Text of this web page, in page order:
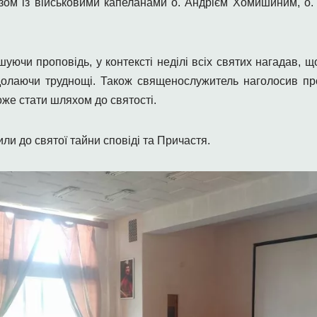
із військовими капеланами о. Андрієм Хомишиним,
проповідь, у контексті неділі всіх святих нагадав,
труднощі. Також священослужитель наголосив
стати шляхом до святості.
до святої тайни сповіді та Причастя.